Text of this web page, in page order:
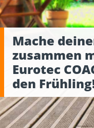
Mache
zusammen
Eurotec
den